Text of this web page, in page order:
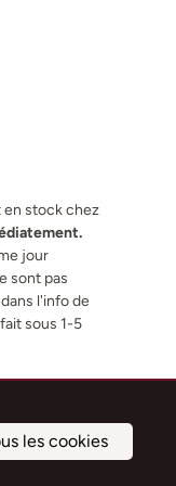
en stock chez
jour
sont pas
l'info de
sous 1-5
les cookies